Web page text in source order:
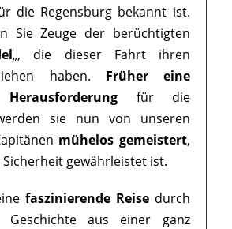
die Regensburg bekannt ist.
Sie Zeuge der berüchtigten
„, die dieser Fahrt ihren
haben. Früher eine
für die
sie nun von unseren
mühelos gemeistert,
gewährleistet ist.
faszinierende Reisedurch
Geschichte aus einer ganz